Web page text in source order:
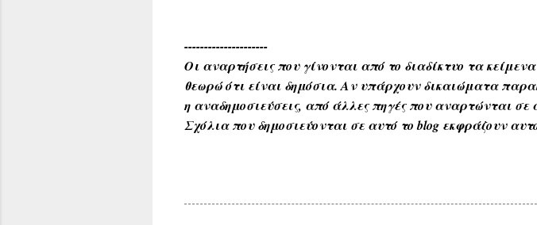
---------------------
Οι αναρτήσεις που γίνονται από το διαδίκτυο τα
θεωρώ ότι είναι δημόσια. Αν υπάρχουν δικαιώματα
η αναδημοσιεύσεις, από άλλες πηγές που αναρτώνται
Σχόλια που δημοσιεύονται σε αυτό το blog εκφράζουν